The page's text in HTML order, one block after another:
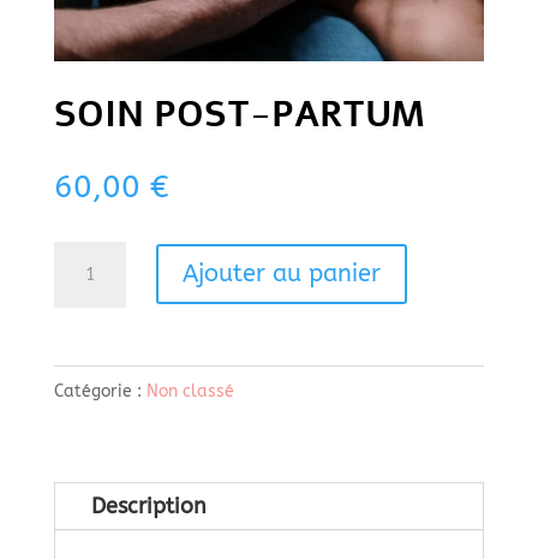
SOIN POST-PARTUM
60,00 €
Post-
Partum
Ajouter au panier
Catégorie : Non classé
Description